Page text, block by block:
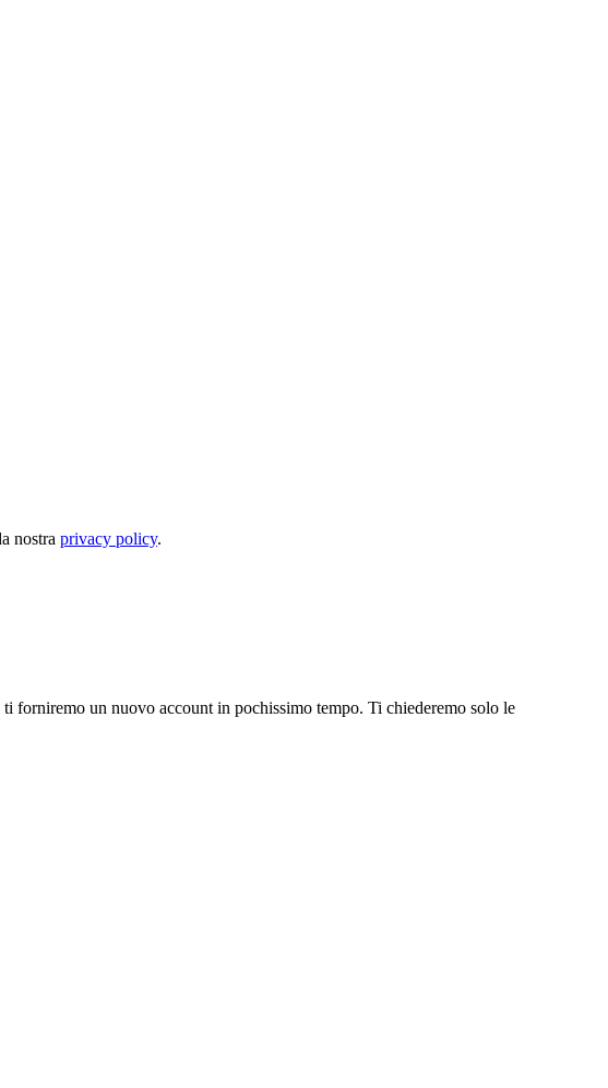
nostra privacy policy.
forniremo un nuovo account in pochissimo tempo. Ti chiederemo solo le